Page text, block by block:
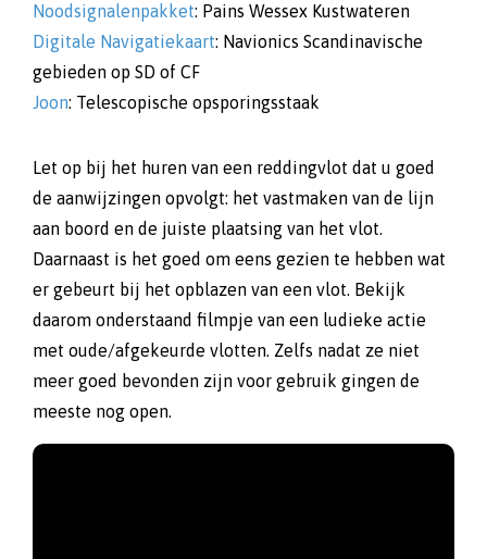
Noodsignalenpakket: Pains Wessex Kustwateren
Digitale Navigatiekaart: Navionics Scandinavische
gebieden op SD of CF
Joon: Telescopische opsporingsstaak
Let op bij het huren van een reddingvlot dat u goed
de aanwijzingen opvolgt: het vastmaken van de lijn
aan boord en de juiste plaatsing van het vlot.
Daarnaast is het goed om eens gezien te hebben wat
er gebeurt bij het opblazen van een vlot. Bekijk
daarom onderstaand filmpje van een ludieke actie
met oude/afgekeurde vlotten. Zelfs nadat ze niet
meer goed bevonden zijn voor gebruik gingen de
meeste nog open.